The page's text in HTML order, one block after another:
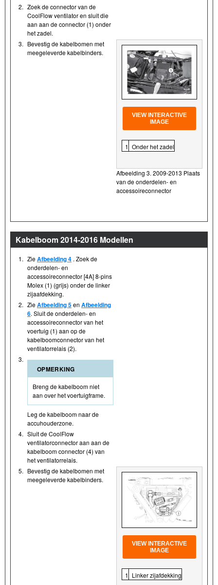
2. Zoek de connector van de
CoolFlow ventilator en sluit die
aan aan de connector (1) onder
het zadel.
3. Bevestig de kabelbomen met
meegeleverde kabelbinders.
VIEW INTERACTIVE
IMAGE
1 Onder het zadel
Afbeelding 3. 2009-2013 Plaats
van de onderdelen- en
accessoireconnector
Kabelboom 2014-2016 Modellen
1. ZieAfbeelding 4 . Zoek de
onderdelen- en
accessoireconnector [4A] 8-pins
Molex (1) (grijs) onder de linker
zijaafdekking.
2. ZieAfbeelding 5en Afbeelding
6. Sluit de onderdelen- en
accessoireconnector van het
voertuig (1) aan op de
kabelboomconnector van het
ventilatorrelais (2).
3.
OPMERKING
Breng de kabelboom niet
aan over het voertuigframe.
Leg de kabelboom naar de
accuhouderzone.
4. Sluit de CoolFlow
ventilatorconnector aan aan de
kabelboom connector (4) van
het ventilatorrelais.
5. Bevestig de kabelbomen met
meegeleverde kabelbinders.
VIEW INTERACTIVE
IMAGE
1 Linker zijafdekking